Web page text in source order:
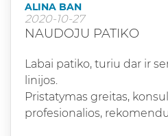
ALINA BAN
2020-10-27
NAUDOJU PATIKO
Labai patiko, turiu dar ir
linijos.
Pristatymas greitas,
profesionalios,